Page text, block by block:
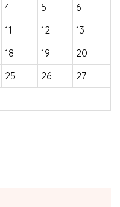
4 5
6
11 12
13
18 19
20
25 26
27